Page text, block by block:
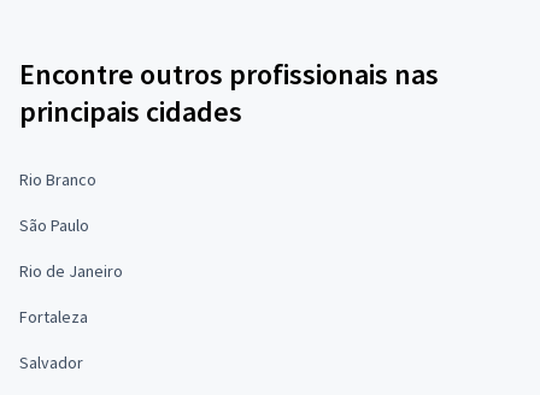
Encontre outros profissionais nas
principais cidades
Rio Branco
São Paulo
Rio de Janeiro
Fortaleza
Salvador